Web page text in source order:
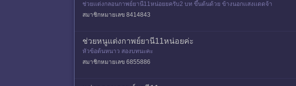
ช่วยเเต่งกลอนกาพย์ยานี11หน่อยยครับ2 บท ขึ้นต้นด้วย ข้างนอกเเสงเเดดจ้า
สมาชิกหมายเลข 8414843
ช่วยหนูแต่งกาพย์ยานี11หน่อยค่ะ
หัวข้อต้นหนาว สองบทนะคะ
สมาชิกหมายเลข 6855886